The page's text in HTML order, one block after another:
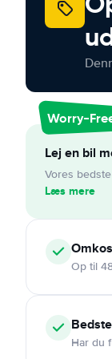
Worry-
Lej en bil
Vores
Læs mere
Op til
Har du